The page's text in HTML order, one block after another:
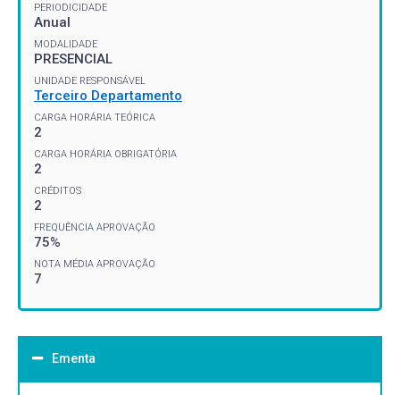
PERIODICIDADE
Anual
MODALIDADE
PRESENCIAL
UNIDADE RESPONSÁVEL
Terceiro Departamento
CARGA HORÁRIA TEÓRICA
2
CARGA HORÁRIA OBRIGATÓRIA
2
CRÉDITOS
2
FREQUÊNCIA APROVAÇÃO
75%
NOTA MÉDIA APROVAÇÃO
7
Ementa